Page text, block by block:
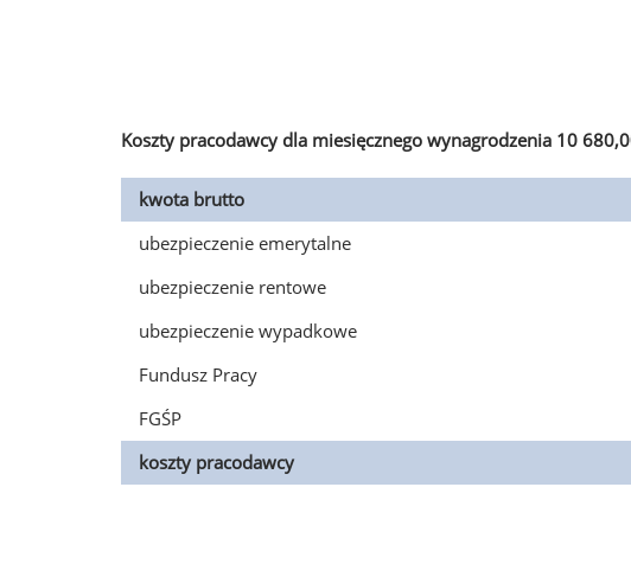
Koszty pracodawcy dla miesięcznego wynagrodzenia 10
kwota brutto
ubezpieczenie emerytalne
ubezpieczenie rentowe
ubezpieczenie wypadkowe
Fundusz Pracy
FGŚP
koszty pracodawcy